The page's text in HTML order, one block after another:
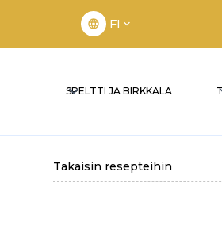
FI
SPELTTI JA BIRKKALA
Takaisin resepteihin